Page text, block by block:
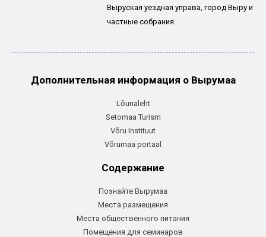
Выруская уездная управа, город Выру и
частные собрания.
Дополнительная информация о Вырумаа
Lõunaleht
Setomaa Turism
Võru Instituut
Võrumaa portaal
Содержание
Познайте Вырумаа
Места размещения
Места общественного питания
Помещения для семинаров